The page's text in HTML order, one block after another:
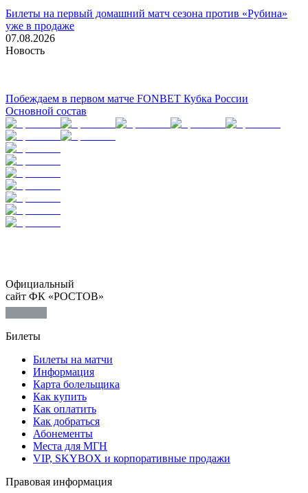
Билеты на первый домашний матч сезона против «Рубина»
уже в продаже
07.08.2026
Новость
Побеждаем в первом матче FONBET Кубка России
Основной состав
Официальный
сайт ФК «РОСТОВ»
Билеты
Билеты на матчи
Информация
Карта болельщика
Как купить
Как оплатить
Как добраться
Абонементы
Места для МГН
VIP, SKYBOX и корпоративные продажи
Правовая информация